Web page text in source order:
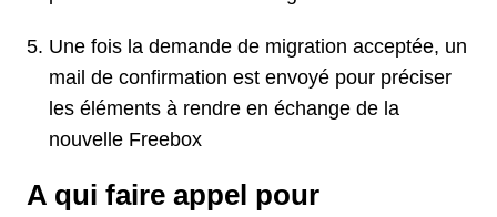
Une fois la demande de migration acceptée, un
mail de confirmation est envoyé pour préciser
les éléments à rendre en échange de la
nouvelle Freebox
A qui faire appel pour